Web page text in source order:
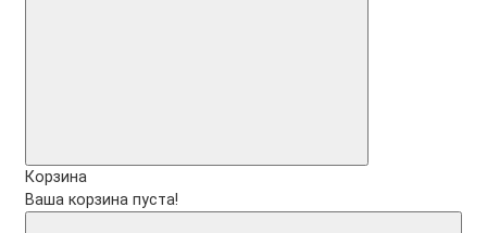
Корзина
Ваша корзина пуста!